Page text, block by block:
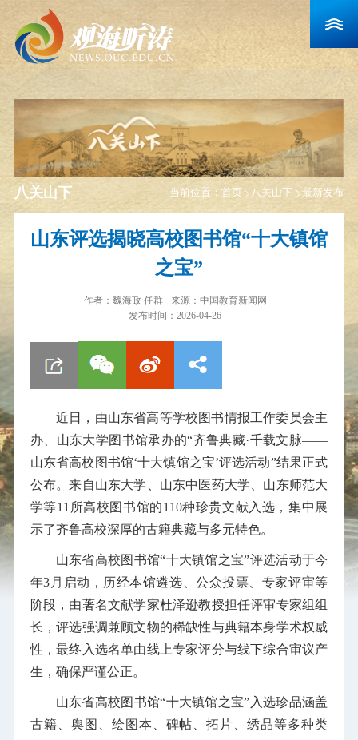
当前位置： 首页 八关山下 最新发布
八关山下
山东评选揭晓高校图书馆“十大镇馆
之宝”
作者： 魏海政 任群 来源： 中国教育新闻网
发布时间：2026-04-26
近日，由山东省高等学校图书情报工作委员会主
办、山东大学图书馆承办的“齐鲁典藏·千载文脉——
山东省高校图书馆‘十大镇馆之宝’评选活动”结果正式
公布。来自山东大学、山东中医药大学、山东师范大
学等11所高校图书馆的110种珍贵文献入选，集中展
示了齐鲁高校深厚的古籍典藏与多元特色。
山东省高校图书馆“十大镇馆之宝”评选活动于今
年3月启动，历经本馆遴选、公众投票、专家评审等
阶段，由著名文献学家杜泽逊教授担任评审专家组组
长，评选强调兼顾文物的稀缺性与典籍本身学术权威
性，最终入选名单由线上专家评分与线下综合审议产
生，确保严谨公正。
山东省高校图书馆“十大镇馆之宝”入选珍品涵盖
古籍、舆图、绘图本、碑帖、拓片、绣品等多种类